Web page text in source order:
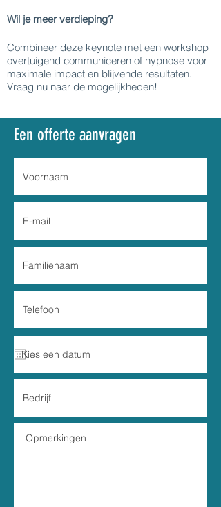
Wil je meer verdieping?
Combineer deze keynote met een workshop
overtuigend communiceren of hypnose voor
maximale impact en blijvende resultaten.
Vraag nu naar de mogelijkheden!
Een offerte aanvragen